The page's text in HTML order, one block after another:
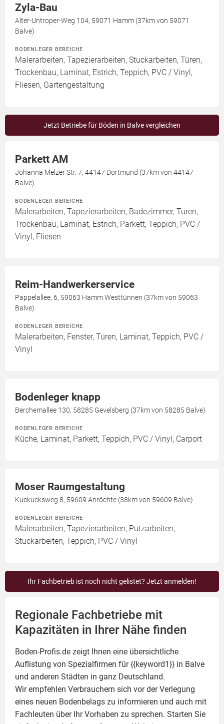
Zyla-Bau
Alter-Untroper-Weg 104, 59071 Hamm (37km von 59071
Balve)
BODENLEGER BEREICHE
Malerarbeiten, Tapezierarbeiten, Stuckarbeiten, Türen,
Trockenbau, Laminat, Estrich, Teppich, PVC / Vinyl,
Fliesen, Gartengestaltung
Jetzt Betriebe für Böden in Balve vergleichen
Parkett AM
Johanna Melzer Str. 7, 44147 Dortmund (37km von 44147
Balve)
BODENLEGER BEREICHE
Malerarbeiten, Tapezierarbeiten, Badezimmer, Türen,
Trockenbau, Laminat, Estrich, Parkett, Teppich, PVC /
Vinyl, Fliesen
Reim-Handwerkerservice
Pappelallee, 6, 59063 Hamm Westtünnen (37km von 59063
Balve)
BODENLEGER BEREICHE
Malerarbeiten, Fenster, Türen, Laminat, Teppich, PVC /
Vinyl
Bodenleger knapp
Berchemallee 130, 58285 Gevelsberg (37km von 58285 Balve)
BODENLEGER BEREICHE
Küche, Laminat, Parkett, Teppich, PVC / Vinyl, Carport
Moser Raumgestaltung
Kuckucksweg 8, 59609 Anröchte (38km von 59609 Balve)
BODENLEGER BEREICHE
Malerarbeiten, Tapezierarbeiten, Putzarbeiten,
Stuckarbeiten, Teppich, PVC / Vinyl
Ihr Fachbetrieb ist noch nicht gelistet? Jetzt anmelden!
Regionale Fachbetriebe mit
Kapazitäten in Ihrer Nähe finden
Boden-Profis.de zeigt Ihnen eine übersichtliche
Auflistung von Spezialfirmen für {{keyword1}} in Balve
und anderen Städten in ganz Deutschland.
Wir empfehlen Verbrauchern sich vor der Verlegung
eines neuen Bodenbelags zu informieren und auch mit
Fachleuten über Ihr Vorhaben zu sprechen. Starten Sie